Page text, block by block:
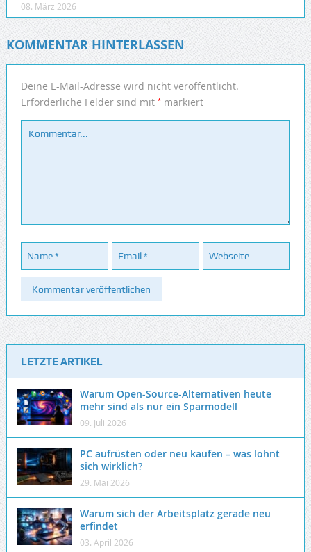
08. März 2026
KOMMENTAR HINTERLASSEN
Deine E-Mail-Adresse wird nicht veröffentlicht.
Erforderliche Felder sind mit *markiert
LETZTE ARTIKEL
Warum Open-Source-Alternativen heute
mehr sind als nur ein Sparmodell
09. Juli 2026
PC aufrüsten oder neu kaufen – was lohnt
sich wirklich?
29. Mai 2026
Warum sich der Arbeitsplatz gerade neu
erfindet
03. April 2026